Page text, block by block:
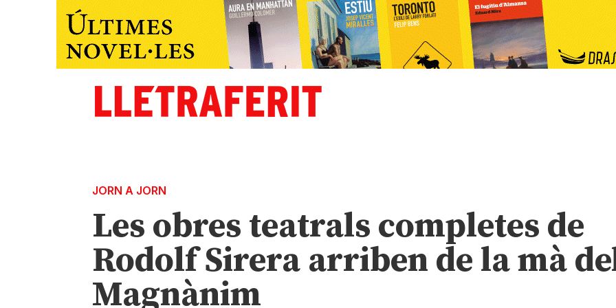
JORN A JORN
Les obres teatrals completes de
Rodolf Sirera arriben de la mà
Magnànim